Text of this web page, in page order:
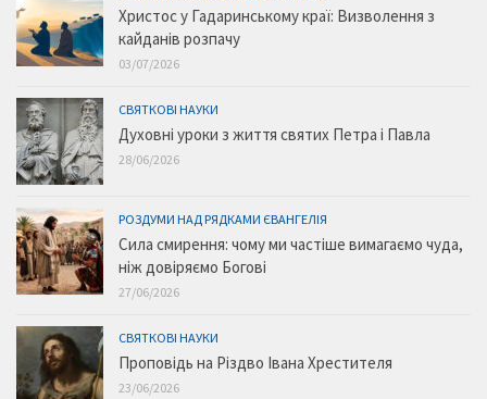
Христос у Гадаринському краї: Визволення з
кайданів розпачу
03/07/2026
СВЯТКОВІ НАУКИ
Духовні уроки з життя святих Петра і Павла
28/06/2026
РОЗДУМИ НАД РЯДКАМИ ЄВАНГЕЛІЯ
Сила смирення: чому ми частіше вимагаємо чуда,
ніж довіряємо Богові
27/06/2026
СВЯТКОВІ НАУКИ
Проповідь на Різдво Івана Хрестителя
23/06/2026